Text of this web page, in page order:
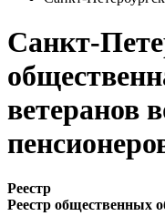
Санкт-
ветеранов
Реестр
Реестр общественных